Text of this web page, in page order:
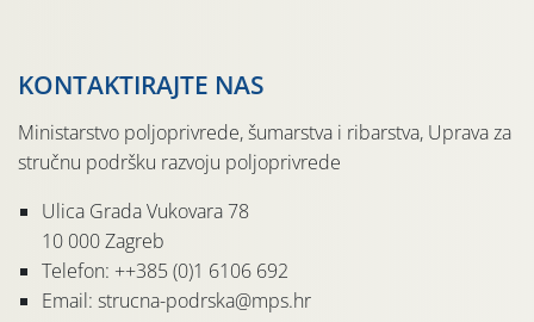
KONTAKTIRAJTE NAS
Ministarstvo poljoprivrede, šumarstva i ribarstva, Uprava za
stručnu podršku razvoju poljoprivrede
Ulica Grada Vukovara 78
10 000 Zagreb
Telefon: ++385 (0)1 6106 692
Email: strucna-podrska@mps.hr